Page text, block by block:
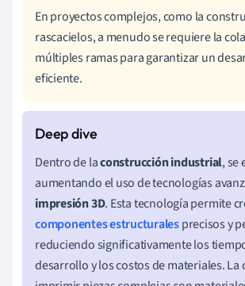
En proyectos complejos, como la
rascacielos, a menudo se requiere la
múltiples ramas para garantizar un
eficiente.
Dentro de laconstrucción industrial, se
aumentando el uso de tecnologías
impresión 3D. Esta tecnología permite
componentes estructuralesprecisos y
reduciendo significativamente los
desarrollo y los costos de materiales. La